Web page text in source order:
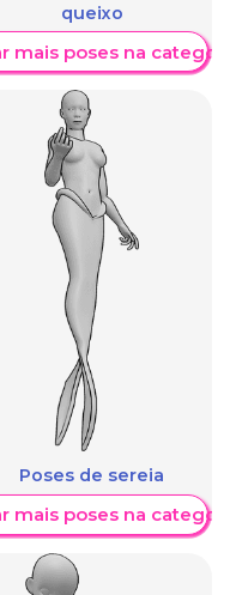
queixo
mais poses na
Poses de sereia
mais poses na